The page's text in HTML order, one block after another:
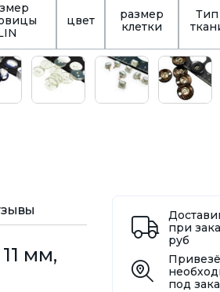
цвет
размер
клетки
Тип
мм,
при
руб
под